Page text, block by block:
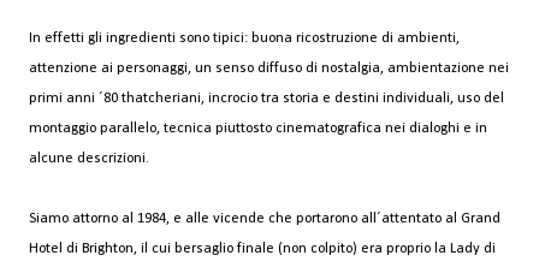
In effetti gli ingredienti sono tipici: buona ricostruzione di ambienti,
attenzione ai personaggi, un senso diffuso di nostalgia, ambientazione nei
primi anni ´80 thatcheriani, incrocio tra storia e destini individuali, uso del
montaggio parallelo, tecnica piuttosto cinematografica nei dialoghi e in
alcune descrizioni.
Siamo attorno al 1984, e alle vicende che portarono all´attentato al Grand
Hotel di Brighton, il cui bersaglio finale (non colpito) era proprio la Lady di